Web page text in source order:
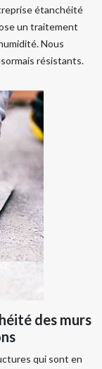
étanchéité
un traitement
Nous
résistants.
des murs
qui sont en